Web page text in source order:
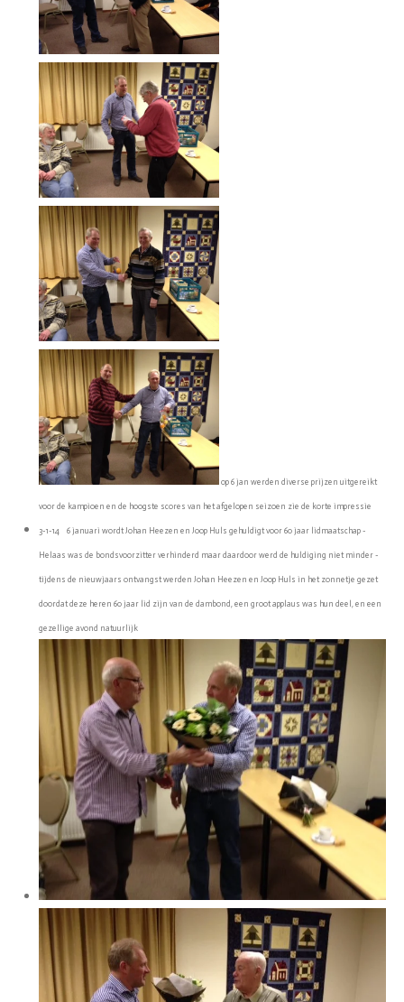
op 6 jan werden diverse prijzen uitgereikt
voor de kampioen en de hoogste scores van het afgelopen seizoen zie de korte impressie
3-1-14 6 januari wordt Johan Heezen en Joop Huls gehuldigt voor 60 jaar lidmaatschap -
Helaas was de bondsvoorzitter verhinderd maar daardoor werd de huldiging niet minder -
tijdens de nieuwjaars ontvangst werden Johan Heezen en Joop Huls in het zonnetje gezet
doordat deze heren 60 jaar lid zijn van de dambond, een groot applaus was hun deel, en een
gezellige avond natuurlijk